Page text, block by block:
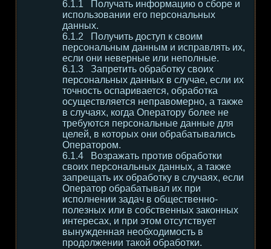
Получать информацию о сборе и
использовании его персональных
данных.
Получить доступ к своим
персональным данным и исправлять их,
если они неверные или неполные.
Запретить обработку своих
персональных данных в случае, если их
точность оспаривается, обработка
осуществляется неправомерно, а также
в случаях, когда Оператору более не
требуются персональные данные для
целей, в которых они обрабатывались
Оператором.
Возражать против обработки
своих персональных данных, а также
запрещать их обработку в случаях, если
Оператор обрабатывал их при
исполнении задач в общественно-
полезных или в собственных законных
интересах, и при этом отсутствует
вынужденная необходимость в
продолжении такой обработки.